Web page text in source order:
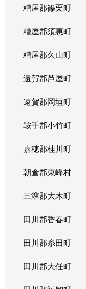
糟屋郡篠栗町
糟屋郡須惠町
糟屋郡久山町
遠賀郡芦屋町
遠賀郡岡垣町
鞍手郡小竹町
嘉穂郡桂川町
朝倉郡東峰村
三潴郡大木町
田川郡香春町
田川郡糸田町
田川郡大任町